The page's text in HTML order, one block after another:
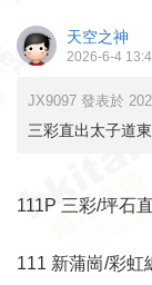
天空之神
2026-6-4
JX9097 發表於
三彩直出太子道
111P 三彩/坪石
111 新蒲崗/彩虹